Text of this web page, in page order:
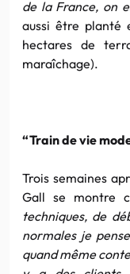
de la France, on
aussi être planté
hectares de
maraîchage).
“Train de vie
Trois semaines
Gall se montre
techniques, de
normales je
quand même